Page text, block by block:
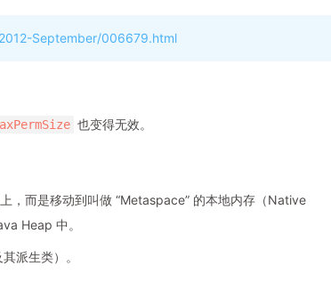
September/006679.html
也变得无效。
，而是移动到叫做 “Metaspace” 的本地内存（Native
Heap 中。
派生类）。